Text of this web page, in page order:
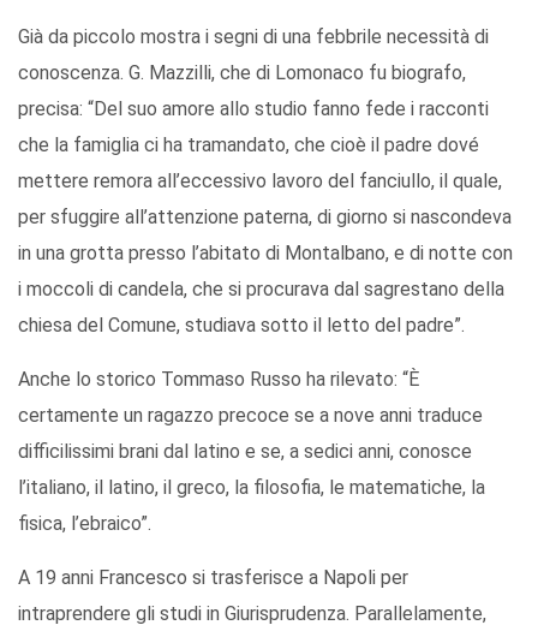
Già da piccolo mostra i segni di una febbrile necessità di
conoscenza. G. Mazzilli, che di Lomonaco fu biografo,
precisa: “Del suo amore allo studio fanno fede i racconti
che la famiglia ci ha tramandato, che cioè il padre dové
mettere remora all’eccessivo lavoro del fanciullo, il quale,
per sfuggire all’attenzione paterna, di giorno si nascondeva
in una grotta presso l’abitato di Montalbano, e di notte con
i moccoli di candela, che si procurava dal sagrestano della
chiesa del Comune, studiava sotto il letto del padre”.
Anche lo storico Tommaso Russo ha rilevato: “È
certamente un ragazzo precoce se a nove anni traduce
difficilissimi brani dal latino e se, a sedici anni, conosce
l’italiano, il latino, il greco, la filosofia, le matematiche, la
fisica, l’ebraico”.
A 19 anni Francesco si trasferisce a Napoli per
intraprendere gli studi in Giurisprudenza. Parallelamente,